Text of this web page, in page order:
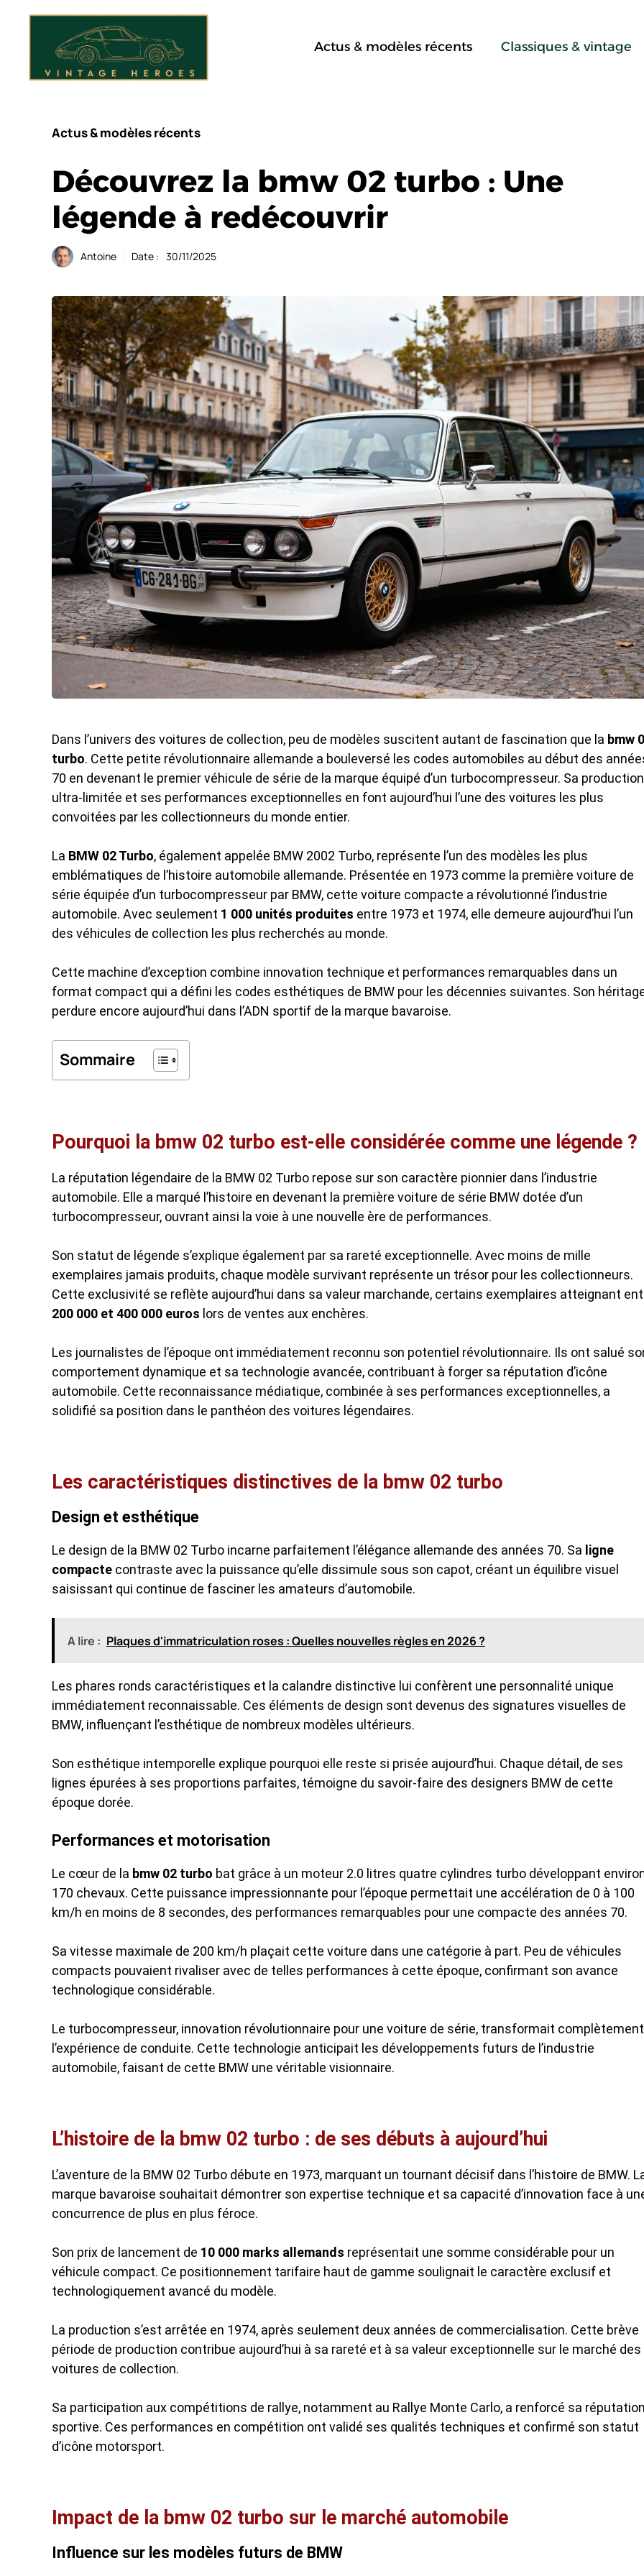
Actus & modèles récents Classiques & vintage
Actus & modèles récents
Découvrez la bmw 02 turbo : Une
légende à redécouvrir
Antoine Date : 30/11/2025
Dans l’univers des voitures de collection, peu de modèles suscitent autant de fascination que la bmw
turbo. Cette petite révolutionnaire allemande a bouleversé les codes automobiles au début des
70 en devenant le premier véhicule de série de la marque équipé d’un turbocompresseur. Sa production
ultra-limitée et ses performances exceptionnelles en font aujourd’hui l’une des voitures les plus
convoitées par les collectionneurs du monde entier.
La BMW 02 Turbo, également appelée BMW 2002 Turbo, représente l’un des modèles les plus
emblématiques de l’histoire automobile allemande. Présentée en 1973 comme la première voiture de
série équipée d’un turbocompresseur par BMW, cette voiture compacte a révolutionné l’industrie
automobile. Avec seulement 1 000 unités produites entre 1973 et 1974, elle demeure aujourd’hui l’un
des véhicules de collection les plus recherchés au monde.
Cette machine d’exception combine innovation technique et performances remarquables dans un
format compact qui a défini les codes esthétiques de BMW pour les décennies suivantes. Son
perdure encore aujourd’hui dans l’ADN sportif de la marque bavaroise.
Sommaire
Pourquoi la bmw 02 turbo est-elle considérée comme une légende ?
La réputation légendaire de la BMW 02 Turbo repose sur son caractère pionnier dans l’industrie
automobile. Elle a marqué l’histoire en devenant la première voiture de série BMW dotée d’un
turbocompresseur, ouvrant ainsi la voie à une nouvelle ère de performances.
Son statut de légende s’explique également par sa rareté exceptionnelle. Avec moins de mille
exemplaires jamais produits, chaque modèle survivant représente un trésor pour les collectionneurs.
Cette exclusivité se reflète aujourd’hui dans sa valeur marchande, certains exemplaires atteignant
200 000 et 400 000 euros lors de ventes aux enchères.
Les journalistes de l’époque ont immédiatement reconnu son potentiel révolutionnaire. Ils ont salué
comportement dynamique et sa technologie avancée, contribuant à forger sa réputation d’icône
automobile. Cette reconnaissance médiatique, combinée à ses performances exceptionnelles, a
solidifié sa position dans le panthéon des voitures légendaires.
Les caractéristiques distinctives de la bmw 02 turbo
Design et esthétique
Le design de la BMW 02 Turbo incarne parfaitement l’élégance allemande des années 70. Sa ligne
compacte contraste avec la puissance qu’elle dissimule sous son capot, créant un équilibre visuel
saisissant qui continue de fasciner les amateurs d’automobile.
A lire : Plaques d'immatriculation roses : Quelles nouvelles règles en 2026 ?
Les phares ronds caractéristiques et la calandre distinctive lui confèrent une personnalité unique
immédiatement reconnaissable. Ces éléments de design sont devenus des signatures visuelles de
BMW, influençant l’esthétique de nombreux modèles ultérieurs.
Son esthétique intemporelle explique pourquoi elle reste si prisée aujourd’hui. Chaque détail, de ses
lignes épurées à ses proportions parfaites, témoigne du savoir-faire des designers BMW de cette
époque dorée.
Performances et motorisation
Le cœur de la bmw 02 turbo bat grâce à un moteur 2.0 litres quatre cylindres turbo développant
170 chevaux. Cette puissance impressionnante pour l’époque permettait une accélération de 0 à 100
km/h en moins de 8 secondes, des performances remarquables pour une compacte des années 70.
Sa vitesse maximale de 200 km/h plaçait cette voiture dans une catégorie à part. Peu de véhicules
compacts pouvaient rivaliser avec de telles performances à cette époque, confirmant son avance
technologique considérable.
Le turbocompresseur, innovation révolutionnaire pour une voiture de série, transformait complètement
l’expérience de conduite. Cette technologie anticipait les développements futurs de l’industrie
automobile, faisant de cette BMW une véritable visionnaire.
L’histoire de la bmw 02 turbo : de ses débuts à aujourd’hui
L’aventure de la BMW 02 Turbo débute en 1973, marquant un tournant décisif dans l’histoire de BMW.
marque bavaroise souhaitait démontrer son expertise technique et sa capacité d’innovation face à
concurrence de plus en plus féroce.
Son prix de lancement de 10 000 marks allemands représentait une somme considérable pour un
véhicule compact. Ce positionnement tarifaire haut de gamme soulignait le caractère exclusif et
technologiquement avancé du modèle.
La production s’est arrêtée en 1974, après seulement deux années de commercialisation. Cette brève
période de production contribue aujourd’hui à sa rareté et à sa valeur exceptionnelle sur le marché des
voitures de collection.
Sa participation aux compétitions de rallye, notamment au Rallye Monte Carlo, a renforcé sa
sportive. Ces performances en compétition ont validé ses qualités techniques et confirmé son statut
d’icône motorsport.
Impact de la bmw 02 turbo sur le marché automobile
Influence sur les modèles futurs de BMW